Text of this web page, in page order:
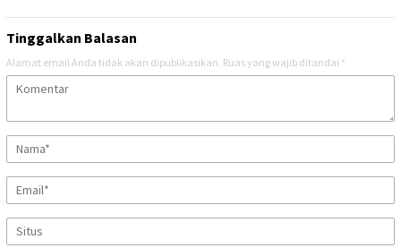
Tinggalkan Balasan
Alamat email Anda tidak akan dipublikasikan. Ruas yang wajib ditandai *